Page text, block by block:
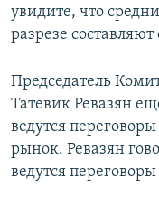
увидите, что
разрезе составляют
Председатель
Татевик Ревазян
ведутся
рынок. Ревазян
ведутся